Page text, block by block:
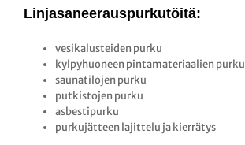
Linjasaneerauspurkutöitä:
vesikalusteiden purku
kylpyhuoneen pintamateriaalien purku
saunatilojen purku
putkistojen purku
asbestipurku
purkujätteen lajittelu ja kierrätys